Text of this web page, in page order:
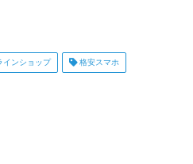
インショップ 格安スマホ